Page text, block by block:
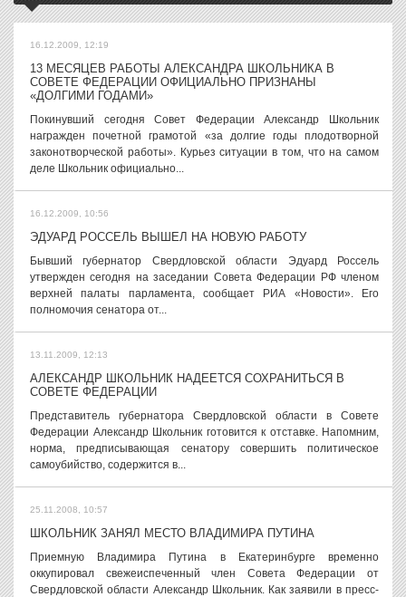
16.12.2009, 12:19
13 МЕСЯЦЕВ РАБОТЫ АЛЕКСАНДРА ШКОЛЬНИКА В
СОВЕТЕ ФЕДЕРАЦИИ ОФИЦИАЛЬНО ПРИЗНАНЫ
«ДОЛГИМИ ГОДАМИ»
Покинувший сегодня Совет Федерации Александр Школьник
награжден почетной грамотой «за долгие годы плодотворной
законотворческой работы». Курьез ситуации в том, что на самом
деле Школьник официально...
16.12.2009, 10:56
ЭДУАРД РОССЕЛЬ ВЫШЕЛ НА НОВУЮ РАБОТУ
Бывший губернатор Свердловской области Эдуард Россель
утвержден сегодня на заседании Совета Федерации РФ членом
верхней палаты парламента, сообщает РИА «Новости». Его
полномочия сенатора от...
13.11.2009, 12:13
АЛЕКСАНДР ШКОЛЬНИК НАДЕЕТСЯ СОХРАНИТЬСЯ В
СОВЕТЕ ФЕДЕРАЦИИ
Представитель губернатора Свердловской области в Совете
Федерации Александр Школьник готовится к отставке. Напомним,
норма, предписывающая сенатору совершить политическое
самоубийство, содержится в...
25.11.2008, 10:57
ШКОЛЬНИК ЗАНЯЛ МЕСТО ВЛАДИМИРА ПУТИНА
Приемную Владимира Путина в Екатеринбурге временно
оккупировал свежеиспеченный член Совета Федерации от
Свердловской области Александр Школьник. Как заявили в пресс-